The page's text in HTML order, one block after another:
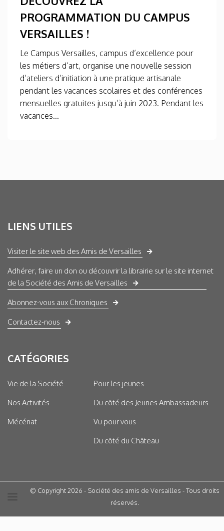
PROGRAMMATION DU CAMPUS
VERSAILLES !
Le Campus Versailles, campus d’excellence pour
les métiers d’art, organise une nouvelle session
d’ateliers d’initiation à une pratique artisanale
pendant les vacances scolaires et des conférences
mensuelles gratuites jusqu’à juin 2023. Pendant les
vacances...
LIENS UTILES
Visiter le site web des Amis de Versailles
Adhérer, faire un don ou découvrir la librairie sur le site internet
de la Société des Amis de Versailles
Abonnez-vous aux Chroniques
Contactez-nous
CATÉGORIES
Vie de la Société
Nos Activités
Mécénat
Pour les jeunes
Du côté des Jeunes Ambassadeurs
Vu pour vous
Du côté du Château
© Copyright 2026 - Société des amis de Versailles - Tous droits
réservés.